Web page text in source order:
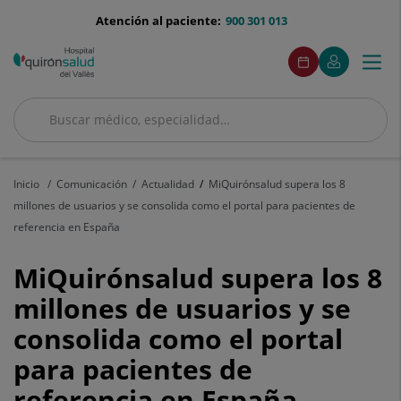
menu-
900 301 013
Atención al paciente:
Buscar
Buscar
menuAcceso
Pide
cita
Este
enlace
se
en
Mi
Quirónsalud
Este
enlace
se
en
ventana
Menú
Inicio Comunicación Actualidad
MiQuirónsalud supera los 8
millones de usuarios y se consolida como el portal para pacientes de
referencia en España
MiQuirónsalud
supera
los
8
MiQuirónsalud supera los 8
millones de usuarios y se
consolida como el portal
para pacientes de